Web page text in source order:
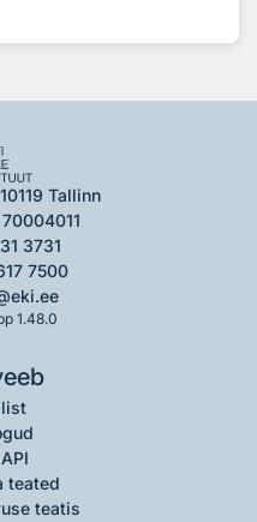
Tallinn
3731
7500
1.48.0
teated
teatis